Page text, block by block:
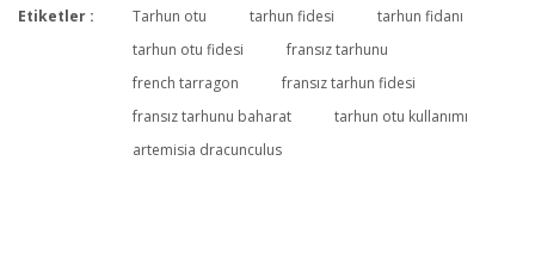
Bu ürüne ilk yorumu siz yapın!
Yorum Yaz
Etiketler : Tarhun otu tarhun fidesi
tarhun fidanı
tarhun otu fidesi
fransız tarhunu
french tarragon
fransız tarhun fidesi
fransız tarhunu baharat
tarhun otu kullanımı
artemisia dracunculus